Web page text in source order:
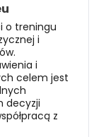
o treningu
i
i
celem jest
decyzji
z